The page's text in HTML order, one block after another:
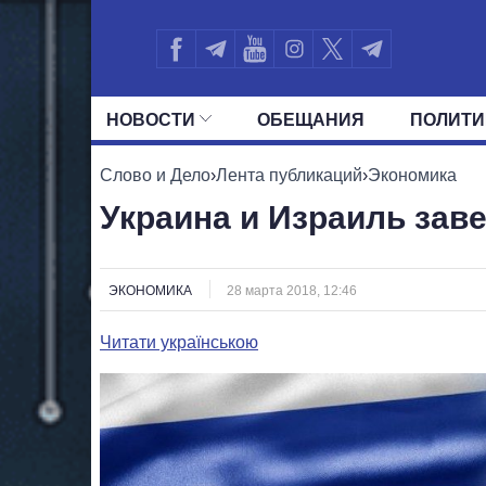
НОВОСТИ ОБЕЩАНИЯ
ВСЕ ПОЛИТИКИ ПРЕЗИДЕНТ И
Слово и Дело›Лента публикаций›Экономика
Украина и Израиль
ЭКОНОМИКА 28 марта 2018, 12:46
Читати українською